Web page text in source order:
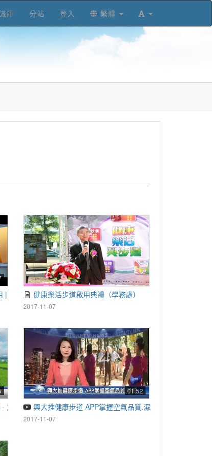
庫 分站 登入 繁體
| 媒體公關組健康樂活步道啟用典禮（學務處）
2017-11-07
- 大愛電視台 | 學生事務處
01:52
興大推健康步道 APP掌握空氣品質.濕度 - 新唐人亞太電
2017-11-07